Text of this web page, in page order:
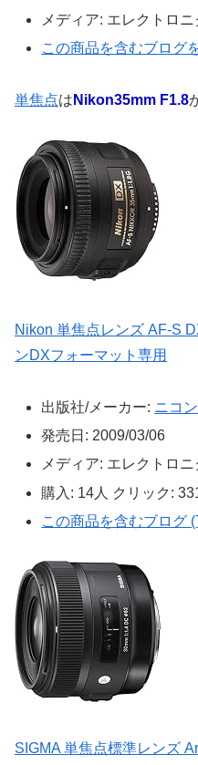
メディア: エレクトロニ
この商品を含むブログ
単焦点は Nikon35mm F1.8
Nikon 単焦点レンズ AF-S
ンDXフォーマット専用
出版社/メーカー: ニコン
発売日: 2009/03/06
メディア: エレクトロニ
購入 : 14人 クリック :
この商品を含むブログ
SIGMA 単焦点標準レンズ